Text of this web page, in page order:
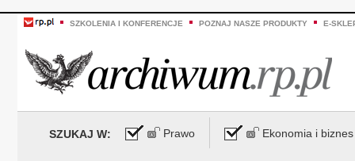
SZKOLENIA I KONFERENCJE POZNAJ NASZE PRODUKTY E-
SZUKAJ W: Prawo Ekonomia i biznes